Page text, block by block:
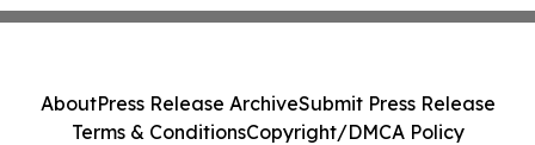
AboutPress Release ArchiveSubmit Press Release
Terms & ConditionsCopyright/DMCA Policy